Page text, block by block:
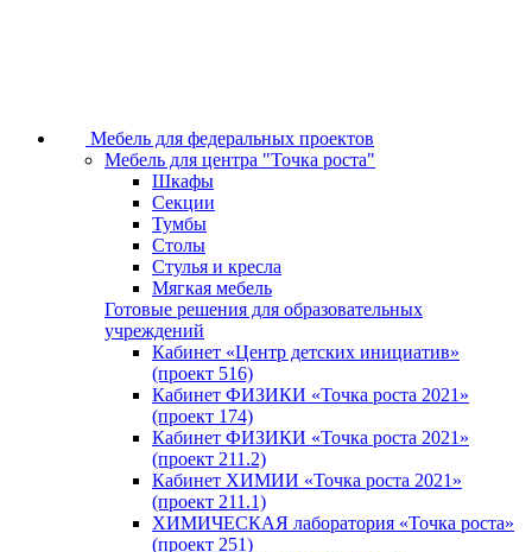
Мебель для федеральных проектов
Мебель для центра "Точка роста"
Шкафы
Секции
Тумбы
Столы
Стулья и кресла
Мягкая мебель
Готовые решения для образовательных
учреждений
Кабинет «Центр детских инициатив»
(проект 516)
Кабинет ФИЗИКИ «Точка роста 2021»
(проект 174)
Кабинет ФИЗИКИ «Точка роста 2021»
(проект 211.2)
Кабинет ХИМИИ «Точка роста 2021»
(проект 211.1)
ХИМИЧЕСКАЯ лаборатория «Точка роста»
(проект 251)